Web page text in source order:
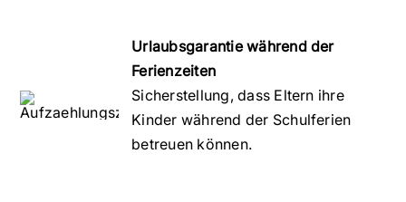
Urlaubsgarantie während der
Ferienzeiten
Sicherstellung, dass Eltern ihre
Kinder während der Schulferien
betreuen können.